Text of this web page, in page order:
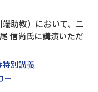
助教）において、ニ
信尚氏に講演いただ
別講義
ー